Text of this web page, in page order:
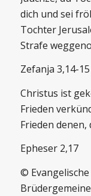
dich und sei
Tochter
Strafe
Zefanja 3,14-15
Christus ist
Frieden
Frieden denen,
Epheser 2,17
©
Brüdergemeine